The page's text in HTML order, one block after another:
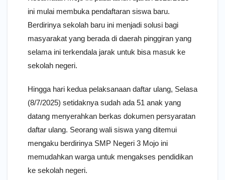
ini mulai membuka pendaftaran siswa baru.
Berdirinya sekolah baru ini menjadi solusi bagi
masyarakat yang berada di daerah pinggiran yang
selama ini terkendala jarak untuk bisa masuk ke
sekolah negeri.
Hingga hari kedua pelaksanaan daftar ulang, Selasa
(8/7/2025) setidaknya sudah ada 51 anak yang
datang menyerahkan berkas dokumen persyaratan
daftar ulang. Seorang wali siswa yang ditemui
mengaku berdirinya SMP Negeri 3 Mojo ini
memudahkan warga untuk mengakses pendidikan
ke sekolah negeri.